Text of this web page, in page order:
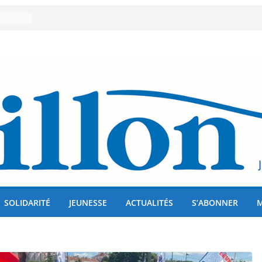
!
SOLIDARITÉ JEUNESSE ACTUALITÉS S’ABONNER